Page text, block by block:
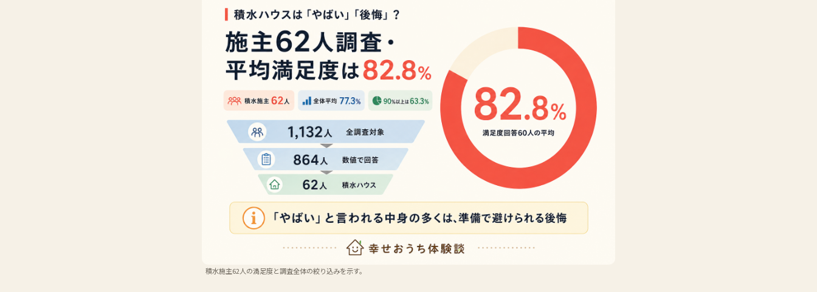
積水施主62人の満足度と調査全体の絞り込みを示す。